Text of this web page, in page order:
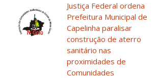
Justiça Federal ordena
Prefeitura Municipal de
Capelinha paralisar
construção de aterro
sanitário nas
proximidades de
Comunidades